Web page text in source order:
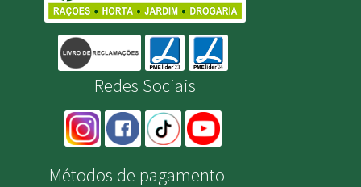
Redes Sociais
Métodos de pagamento